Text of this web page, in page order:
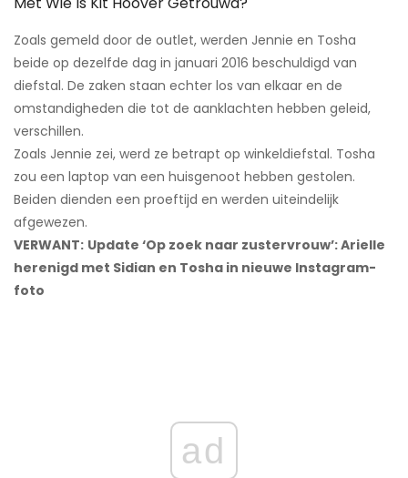
Zoals gemeld door de outlet, werden Jennie en Tosha
beide op dezelfde dag in januari 2016 beschuldigd van
diefstal. De zaken staan ​​echter los van elkaar en de
omstandigheden die tot de aanklachten hebben geleid,
verschillen.
Zoals Jennie zei, werd ze betrapt op winkeldiefstal. Tosha
zou een laptop van een huisgenoot hebben gestolen.
Beiden dienden een proeftijd en werden uiteindelijk
afgewezen.
VERWANT: Update ‘Op zoek naar zustervrouw’: Arielle
herenigd met Sidian en Tosha in nieuwe Instagram-
foto
ad